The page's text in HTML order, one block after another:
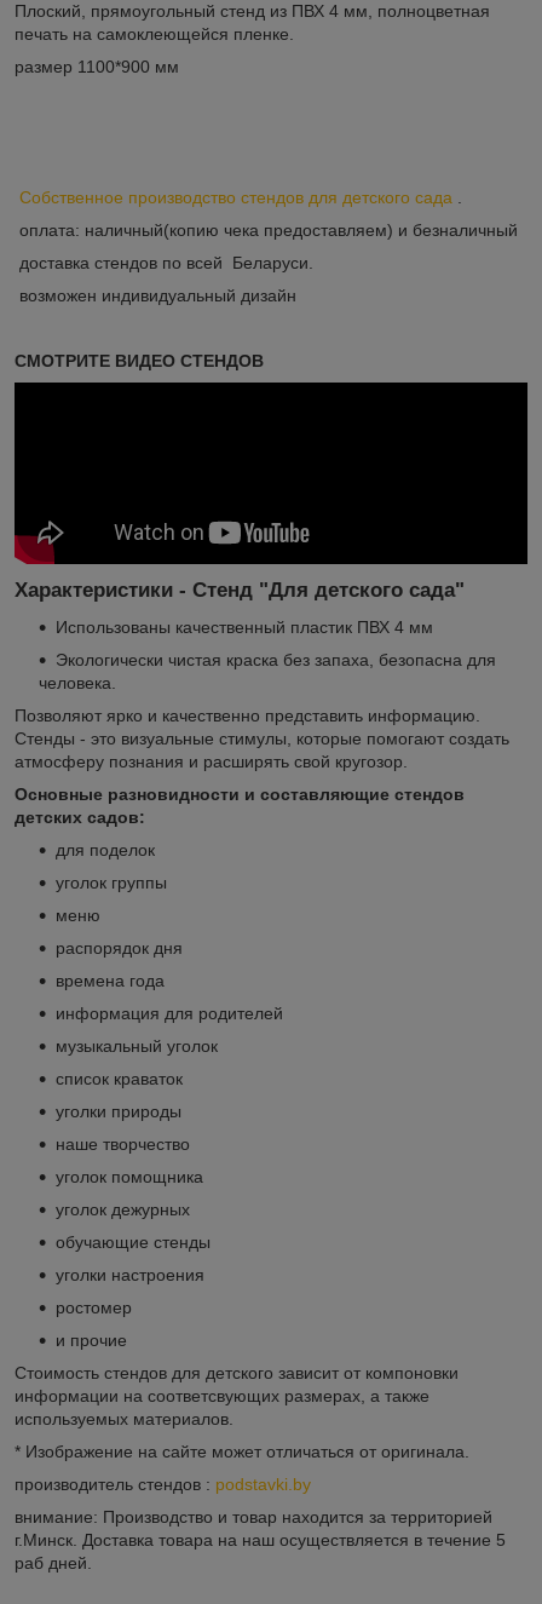
Плоский, прямоугольный стенд из ПВХ 4 мм, полноцветная
печать на самоклеющейся пленке.
размер 1100*900 мм
Собственное производство стендов для детского сада .
оплата: наличный(копию чека предоставляем) и безналичный
доставка стендов по всей Беларуси.
возможен индивидуальный дизайн
СМОТРИТЕ ВИДЕО СТЕНДОВ
Характеристики - Стенд "Для детского сада"
Использованы качественный пластик ПВХ 4 мм
Экологически чистая краска без запаха, безопасна для
человека.
Позволяют ярко и качественно представить информацию.
Стенды - это визуальные стимулы, которые помогают создать
атмосферу познания и расширять свой кругозор.
Основные разновидности и составляющие стендов
детских садов:
для поделок
уголок группы
меню
распорядок дня
времена года
информация для родителей
музыкальный уголок
список краваток
уголки природы
наше творчество
уголок помощника
уголок дежурных
обучающие стенды
уголки настроения
ростомер
и прочие
Стоимость стендов для детского зависит от компоновки
информации на соответсвующих размерах, а также
используемых материалов.
* Изображение на сайте может отличаться от оригинала.
производитель стендов : podstavki.by
внимание: Производство и товар находится за территорией
г.Минск. Доставка товара на наш осуществляется в течение 5
раб дней.